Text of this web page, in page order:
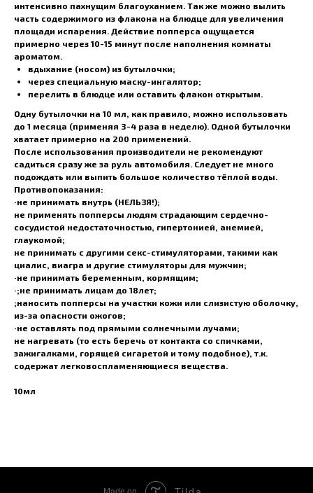
интенсивно пахнущим благоуханием. Так же можно вылить
часть содержимого из флакона на блюдце для увеличения
площади испарения. Действие попперса ощущается
примерно через 10-15 минут после наполнения комнаты
ароматом.
вдыхание (носом) из бутылочки;
через специальную маску-ингалятор;
перелить в блюдце или оставить флакон открытым.
Одну бутылочки на 10 мл, как правило, можно использовать
до 1 месяца (применяя 3-4 раза в неделю). Одной бутылочки
хватает примерно на 200 применений.
После использования производители не рекомендуют
садиться сразу же за руль автомобиля. Следует не много
подождать или выпить большое количество тёплой воды.
Противопоказания:
·не принимать внутрь (НЕЛЬЗЯ!);
не применять попперсы людям страдающим сердечно-
сосудистой недостаточностью, гипертонией, анемией,
глаукомой;
не принимать с другими секс-стимуляторами, такими как
циалис, виагра и другие стимуляторы для мужчин;
·не принимать беременным, кормящим;
·;не принимать лицам до 18лет;
;наносить попперсы на участки кожи или слизистую оболочку,
из-за опасности ожогов;
·не оставлять под прямыми солнечными лучами;
не нагревать (то есть беречь от контакта со спичками,
зажигалками, горящей сигаретой и тому подобное), т.к.
содержат легковоспламеняющиеся вещества.
10мл